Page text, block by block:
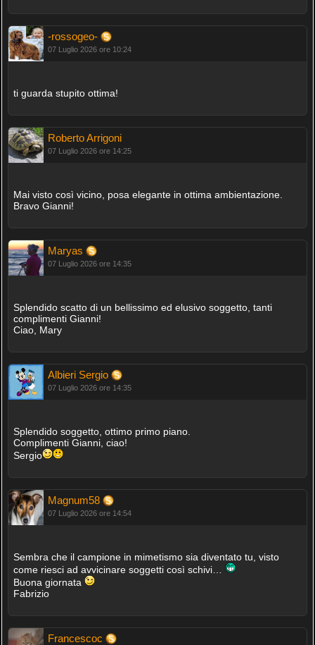
-rossogeo-
07 Luglio 2026 ore 10:24
ti guarda stupito ottima!
Roberto Arrigoni
07 Luglio 2026 ore 14:25
Mai visto così vicino, posa elegante in ottima ambientazione.
Bravo Gianni!
Maryas
07 Luglio 2026 ore 14:35
Splendido scatto di un bellissimo ed elusivo soggetto, tanti
complimenti Gianni!
Ciao, Mary
Albieri Sergio
07 Luglio 2026 ore 14:35
Splendido soggetto, ottimo primo piano.
Complimenti Gianni, ciao!
Sergio
Magnum58
07 Luglio 2026 ore 14:54
Sembra che il campione in mimetismo sia diventato tu, visto
come riesci ad avvicinare soggetti così schivi…
Buona giornata
Fabrizio
Francescoc